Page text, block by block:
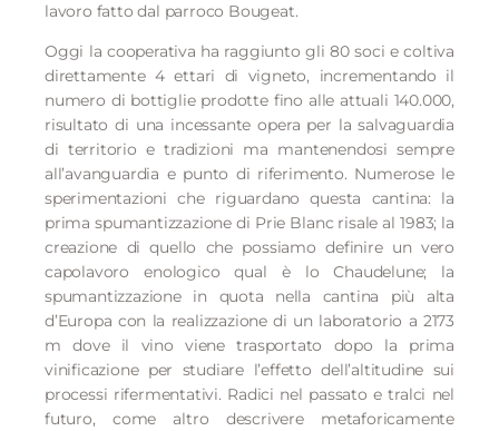
lavoro fatto dal parroco Bougeat.
Oggi la cooperativa ha raggiunto gli 80 soci e coltiva
direttamente 4 ettari di vigneto, incrementando il
numero di bottiglie prodotte fino alle attuali 140.000,
risultato di una incessante opera per la salvaguardia
di territorio e tradizioni ma mantenendosi sempre
all’avanguardia e punto di riferimento. Numerose le
sperimentazioni che riguardano questa cantina: la
prima spumantizzazione di Prie Blanc risale al 1983; la
creazione di quello che possiamo definire un vero
capolavoro enologico qual è lo Chaudelune; la
spumantizzazione in quota nella cantina più alta
d’Europa con la realizzazione di un laboratorio a 2173
m dove il vino viene trasportato dopo la prima
vinificazione per studiare l’effetto dell’altitudine sui
processi rifermentativi. Radici nel passato e tralci nel
futuro, come altro descrivere metaforicamente